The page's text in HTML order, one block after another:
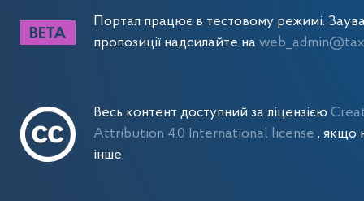
Портал працює в тестовому режимі.
пропозиції надсилайте на
Весь контент доступний за ліцензією
Attribution 4.0 International license , якщо
інше.